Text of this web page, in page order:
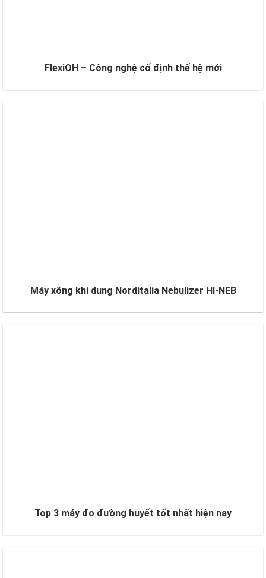
FlexiOH – Công nghệ cố định thế hệ mới
Máy xông khí dung Norditalia Nebulizer HI-NEB
Top 3 máy đo đường huyết tốt nhất hiện nay